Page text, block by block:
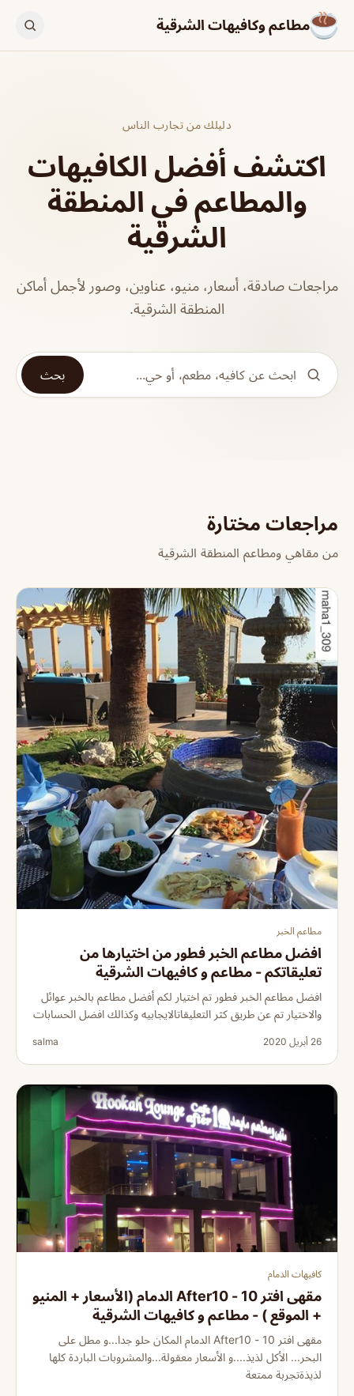
مطاعم وكافيهات الشرقية
دليلك من تجارب الناس
اكتشف أفضل الكافيهات
والمطاعم في المنطقة
الشرقية
مراجعات صادقة، أسعار، منيو، عناوين، وصور لأجمل أماكن
المنطقة الشرقية.
بحث
مراجعات مختارة
من مقاهي ومطاعم المنطقة الشرقية
مطاعم الخبر
افضل مطاعم الخبر فطور من اختيارها من
تعليقاتكم - مطاعم و كافيهات الشرقية
افضل مطاعم الخبر فطور تم اختيار لكم أفضل مطاعم بالخبر عوائل
والاختيار تم عن طريق كثر التعليقاتالايجابيه وكذالك افضل الحسابات
26 أبريل 2020 salma
كافيهات الدمام
مقهى افتر 10 - After10 الدمام (الأسعار + المنيو
+ الموقع ) - مطاعم و كافيهات الشرقية
مقهى افتر 10 - After10 الدمام المكان حلو جدا...و مطل على
البحر... الأكل لذيذ....و الأسعار معقولة...والمشروبات الباردة كلها
لذيذةتجربة ممتعة